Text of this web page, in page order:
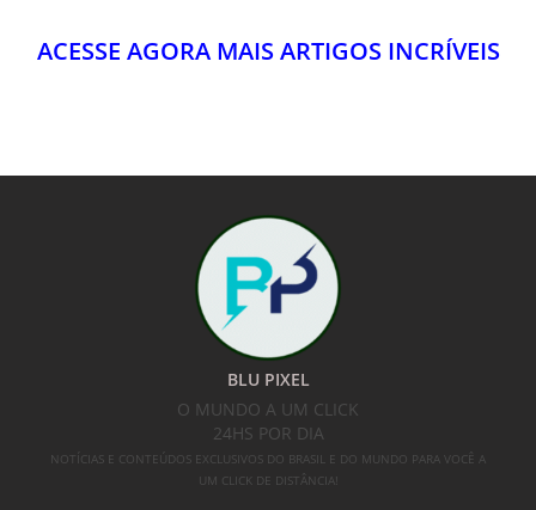
ACESSE AGORA MAIS ARTIGOS INCRÍVEIS
BLU PIXEL
O MUNDO A UM CLICK
24HS POR DIA
NOTÍCIAS E CONTEÚDOS EXCLUSIVOS DO BRASIL E DO MUNDO PARA VOCÊ A
UM CLICK DE DISTÂNCIA!